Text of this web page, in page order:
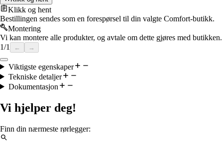
Klikk og hent
Bestillingen sendes som en forespørsel til din valgte Comfort-butikk.
Montering
Vi kan montere alle produkter, og avtale om dette gjøres med butikken.
1/1 ← →
Viktigste egenskaper
Tekniske detaljer
Dokumentasjon
Vi hjelper deg!
Finn din nærmeste rørlegger: